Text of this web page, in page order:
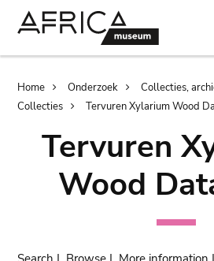
Breadcrumb
Home Onderzoek
Collecties,
Collecties
Tervuren Xylarium Wood
Tervuren
Wood